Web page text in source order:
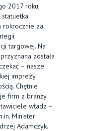
2017 roku,
rokrocznie za
targowej. Na
została
– nasze
imprezy
Chętnie
firm z branży
władz –
Minister
Adamczyk.